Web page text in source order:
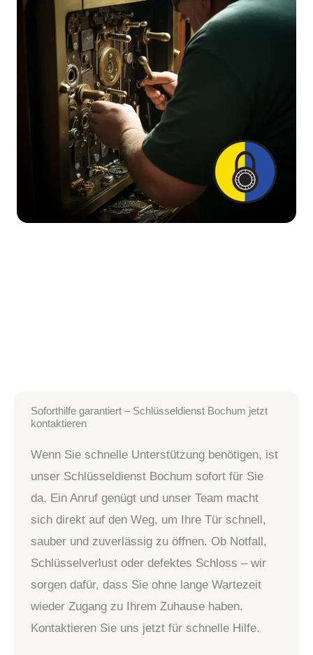
Soforthilfe garantiert – Schlüsseldienst Bochum jetzt
kontaktieren
Wenn Sie schnelle Unterstützung benötigen, ist
unser Schlüsseldienst Bochum sofort für Sie
da. Ein Anruf genügt und unser Team macht
sich direkt auf den Weg, um Ihre Tür schnell,
sauber und zuverlässig zu öffnen. Ob Notfall,
Schlüsselverlust oder defektes Schloss – wir
sorgen dafür, dass Sie ohne lange Wartezeit
wieder Zugang zu Ihrem Zuhause haben.
Kontaktieren Sie uns jetzt für schnelle Hilfe.